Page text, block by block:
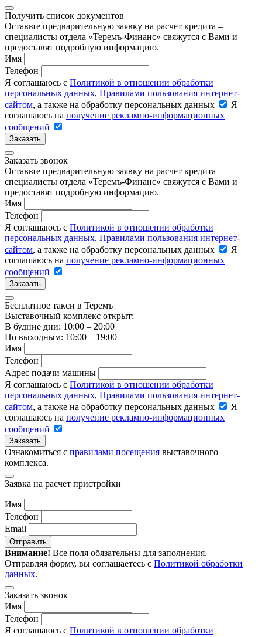
Получить список документов
Оставьте предварительную заявку на расчет кредита –
специалисты отдела «Теремъ-Финанс» свяжутся с Вами и
предоставят подробную информацию.
Имя
Телефон
Я соглашаюсь с Политикой в отношении обработки
персональных данных, Правилами пользования интернет-
сайтом, а также на обработку персональных данных
Я
соглашаюсь на получение рекламно-информационных
сообщений
Заказать
Заказать звонок
Оставьте предварительную заявку на расчет кредита –
специалисты отдела «Теремъ-Финанс» свяжутся с Вами и
предоставят подробную информацию.
Имя
Телефон
Я соглашаюсь с Политикой в отношении обработки
персональных данных, Правилами пользования интернет-
сайтом, а также на обработку персональных данных
Я
соглашаюсь на получение рекламно-информационных
сообщений
Заказать
Бесплатное такси в Теремъ
Выставочный комплекс открыт:
В будние дни: 10:00 – 20:00
По выходным: 10:00 – 19:00
Имя
Телефон
Адрес подачи машины
Я соглашаюсь с Политикой в отношении обработки
персональных данных, Правилами пользования интернет-
сайтом, а также на обработку персональных данных
Я
соглашаюсь на получение рекламно-информационных
сообщений
Заказать
Ознакомиться с правилами посещения выставочного
комплекса.
Заявка на расчет пристройки
Имя
Телефон
Email
Отправить
Внимание! Все поля обязательны для заполнения.
Отправляя форму, вы соглашаетесь с Политикой обработки
данных.
Заказать звонок
Имя
Телефон
Я соглашаюсь с Политикой в отношении обработки